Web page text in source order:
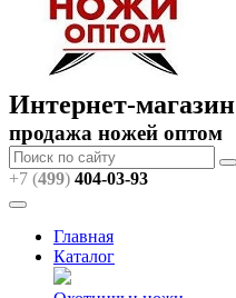
Интернет-магазин
продажа ножей оптом
+7 (499) 404-03-93
Главная
Каталог